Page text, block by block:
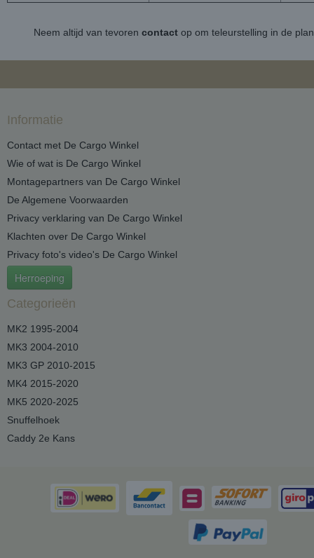
Neem altijd van tevoren contactop om teleurstelling in de
Informatie
Contact met De Cargo Winkel
Wie of wat is De Cargo Winkel
Montagepartners van De Cargo Winkel
De Algemene Voorwaarden
Privacy verklaring van De Cargo Winkel
Klachten over De Cargo Winkel
Privacy foto's video's De Cargo Winkel
Herroeping
Categorieën
MK2 1995-2004
MK3 2004-2010
MK3 GP 2010-2015
MK4 2015-2020
MK5 2020-2025
Snuffelhoek
Caddy 2e Kans